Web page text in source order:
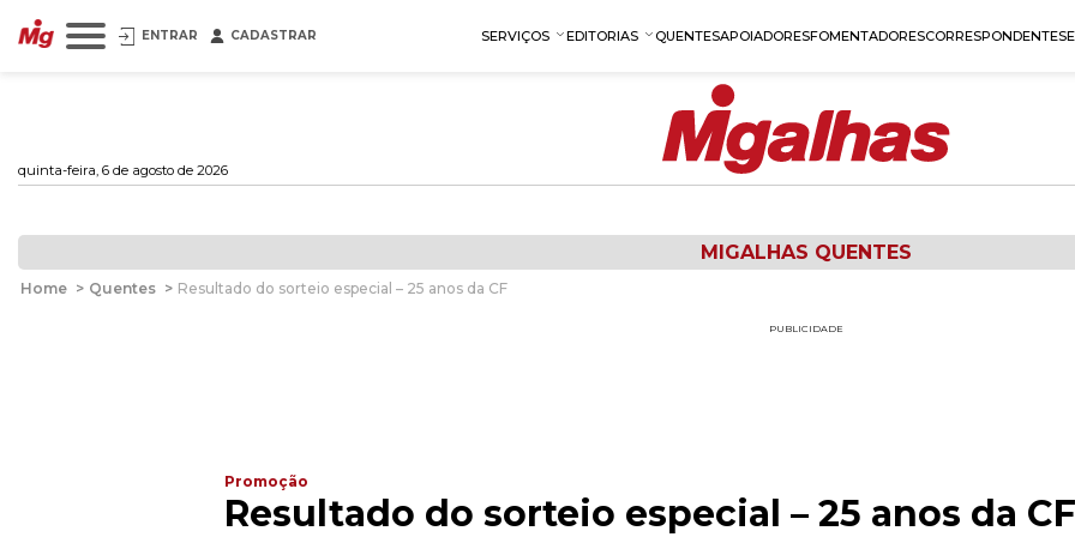
ENTRAR CADASTRAR SERVIÇOS EDITORIAS QUENTESAPOIADORESFOMENTADORESCORRESPONDENTES
quinta-feira, 6 de agosto de 2026
MIGALHAS QUENTES
Home > Quentes > Resultado do sorteio especial – 25 anos da CF
PUBLICIDADE
Promoção
Resultado do sorteio especial – 25 anos da CF